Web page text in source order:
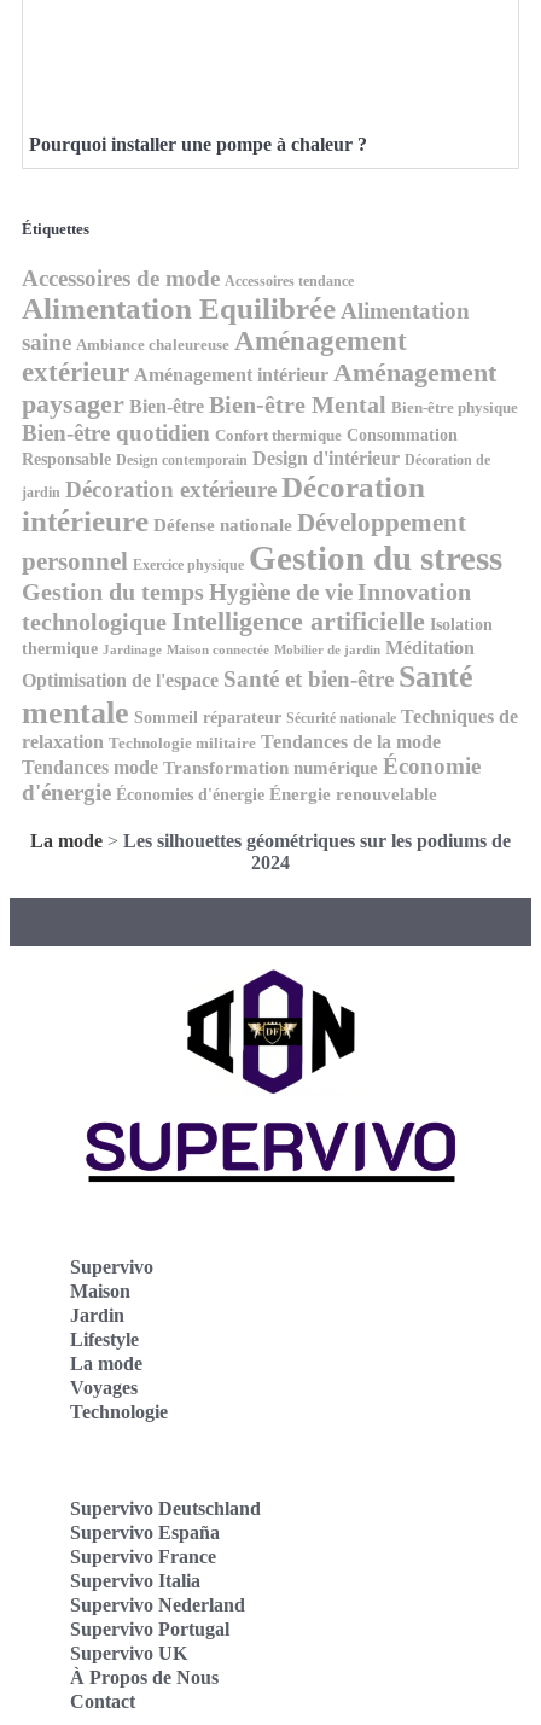
Pourquoi installer une pompe à chaleur ?
Étiquettes
Accessoires de mode Accessoires tendance
Alimentation Equilibrée Alimentation
saine Ambiance chaleureuse Aménagement
extérieur Aménagement intérieur Aménagement
paysager Bien-être Bien-être Mental Bien-être physique
Bien-être quotidien Confort thermique Consommation
Responsable Design contemporain Design d'intérieur Décoration de
jardin Décoration extérieureDécoration
intérieure Défense nationale Développement
personnel Exercice physique Gestion du stress
Gestion du temps Hygiène de vie Innovation
technologique Intelligence artificielle Isolation
thermique Jardinage Maison connectée Mobilier de jardin Méditation
Optimisation de l'espace Santé et bien-être Santé
mentale Sommeil réparateur Sécurité nationale Techniques de
relaxation Technologie militaire Tendances de la mode
Tendances mode Transformation numérique Économie
d'énergie Économies d'énergie Énergie renouvelable
La mode > Les silhouettes géométriques sur les podiums de
2024
Supervivo
Maison
Jardin
Lifestyle
La mode
Voyages
Technologie
Supervivo Deutschland
Supervivo España
Supervivo France
Supervivo Italia
Supervivo Nederland
Supervivo Portugal
Supervivo UK
À Propos de Nous
Contact